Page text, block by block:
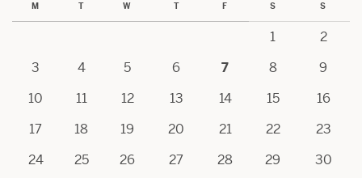
M T W T F S S
1
2
3
4 5 6 7 8
9
10
11 12 13 14 15
16
17
18 19 20 21 22
23
24
25 26 27 28 29
30